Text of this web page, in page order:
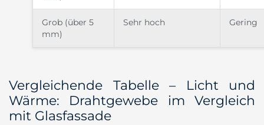
Grob (über 5
mm)
Sehr hoch Gering
Vergleichende Tabelle – Licht und
Wärme: Drahtgewebe im Vergleich
mit Glasfassade